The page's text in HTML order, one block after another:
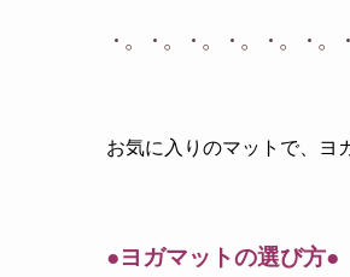
・。・。・。・。・。・
お気に入りのマットで、ヨ
●ヨガマットの選び方●